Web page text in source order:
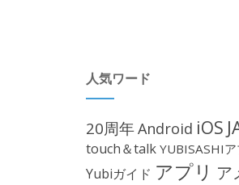
人気ワード
20周年Android iOS
touch＆talk YUBISASHIア
Yubiガイド アプリ ア